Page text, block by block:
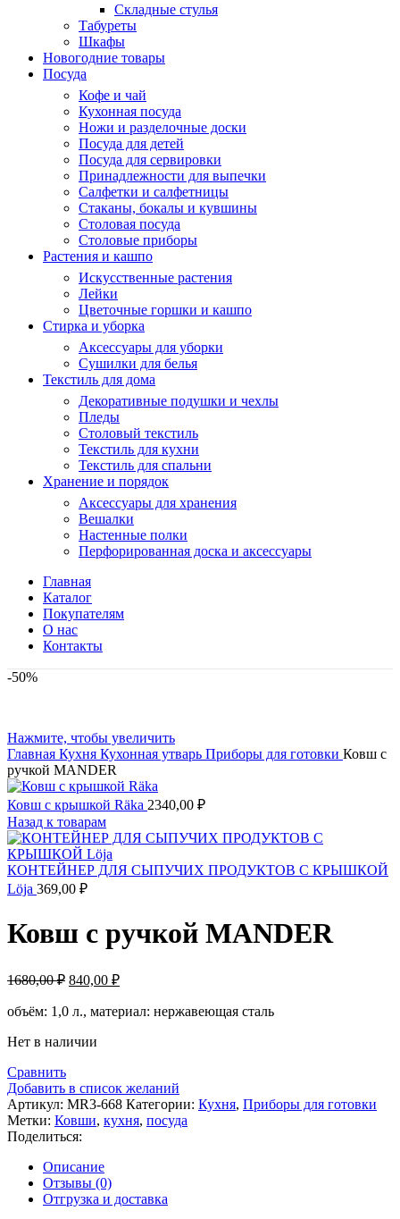
Складные стулья
Табуреты
Шкафы
Новогодние товары
Посуда
Кофе и чай
Кухонная посуда
Ножи и разделочные доски
Посуда для детей
Посуда для сервировки
Принадлежности для выпечки
Салфетки и салфетницы
Стаканы, бокалы и кувшины
Столовая посуда
Столовые приборы
Растения и кашпо
Искусственные растения
Лейки
Цветочные горшки и кашпо
Стирка и уборка
Аксессуары для уборки
Сушилки для белья
Текстиль для дома
Декоративные подушки и чехлы
Пледы
Столовый текстиль
Текстиль для кухни
Текстиль для спальни
Хранение и порядок
Аксессуары для хранения
Вешалки
Настенные полки
Перфорированная доска и аксессуары
Главная
Каталог
Покупателям
О нас
Контакты
-50%
Нажмите, чтобы увеличить
Главная Кухня Кухонная утварь Приборы для готовки Ковш с
ручкой MANDER
Ковш с крышкой Räka 2340,00 ₽
Назад к товарам
КОНТЕЙНЕР ДЛЯ СЫПУЧИХ ПРОДУКТОВ С КРЫШКОЙ
Löja 369,00 ₽
Ковш с ручкой MANDER
1680,00₽ Первоначальная
составляла
840,00 ₽Текущая
840,00 ₽.
объём: 1,0 л., материал: нержавеющая сталь
Нет в наличии
Сравнить
Добавить в список желаний
Артикул: MR3-668 Категории: Кухня, Приборы для готовки
Метки: Ковши, кухня, посуда
Поделиться:
Описание
Отзывы (0)
Отгрузка и доставка